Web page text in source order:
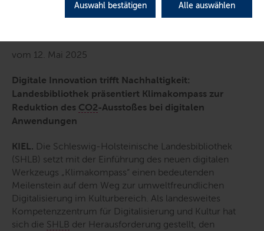
Auswahl bestätigen Alle auswählen
vom 12. Mai 2025
Digitale Innovation trifft Nachhaltigkeit:
Landesbibliothek präsentiert Klimakompass zur
Reduktion des CO2-Ausstoßes bei digitalen
Anwendungen
KIEL. Die Schleswig-Holsteinische Landesbibliothek
(SHLB) setzt mit der Einführung des neuen digitalen
Werkzeugs „Klimakompass“ einen bedeutenden
Meilenstein auf dem Weg zur umweltfreundlichen
Digitalisierung im Kulturbereich. Als landesweites
Kompetenzzentrum für Digitalisierung und Kultur hat
sich die SHLB der Herausforderung gestellt, den